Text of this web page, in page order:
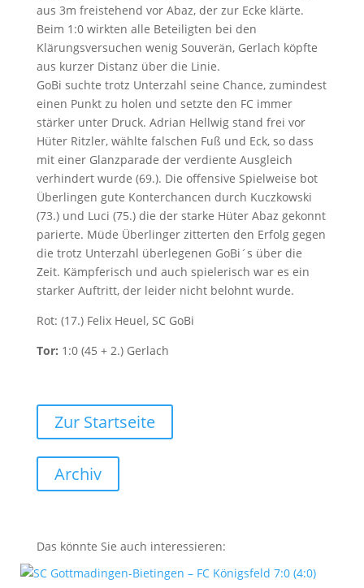
aus 3m freistehend vor Abaz, der zur Ecke klärte.
Beim 1:0 wirkten alle Beteiligten bei den
Klärungsversuchen wenig Souverän, Gerlach köpfte
aus kurzer Distanz über die Linie.
GoBi suchte trotz Unterzahl seine Chance, zumindest
einen Punkt zu holen und setzte den FC immer
stärker unter Druck. Adrian Hellwig stand frei vor
Hüter Ritzler, wählte falschen Fuß und Eck, so dass
mit einer Glanzparade der verdiente Ausgleich
verhindert wurde (69.). Die offensive Spielweise bot
Überlingen gute Konterchancen durch Kuczkowski
(73.) und Luci (75.) die der starke Hüter Abaz gekonnt
parierte. Müde Überlinger zitterten den Erfolg gegen
die trotz Unterzahl überlegenen GoBi´s über die
Zeit. Kämpferisch und auch spielerisch war es ein
starker Auftritt, der leider nicht belohnt wurde.
Rot: (17.) Felix Heuel, SC GoBi
Tor: 1:0 (45 + 2.) Gerlach
Zur Startseite
Archiv
Das könnte Sie auch interessieren: